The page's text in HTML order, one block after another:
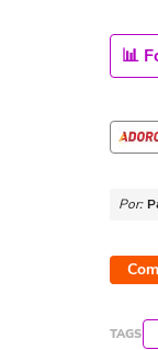
📊
Por:
TAGS